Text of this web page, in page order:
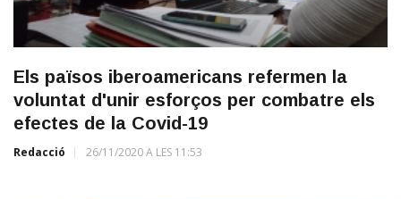
Els països iberoamericans refermen la
voluntat d'unir esforços per combatre els
efectes de la Covid-19
Redacció 26/11/2020 A LES 11:53